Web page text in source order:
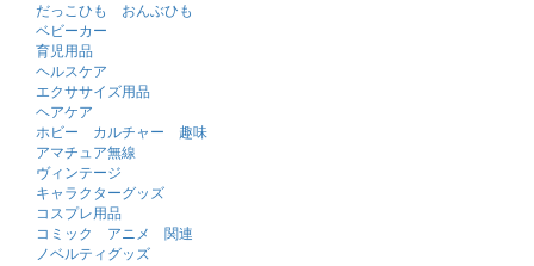
だっこひも おんぶひも
ベビーカー
育児用品
ヘルスケア
エクササイズ用品
ヘアケア
ホビー カルチャー 趣味
アマチュア無線
ヴィンテージ
キャラクターグッズ
コスプレ用品
コミック アニメ 関連
ノベルティグッズ